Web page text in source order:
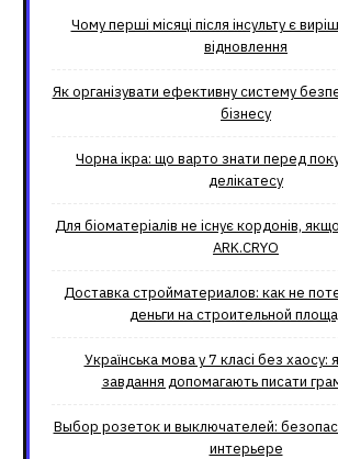
Чому перші місяці після інсульту є
відновлення
Як організувати ефективну систему
бізнесу
Чорна ікра: що варто знати перед
делікатесу
Для біоматеріалів не існує кордонів,
ARK.CRYO
Доставка стройматериалов: как не
деньги на строительной
Українська мова у 7 класі без хаосу:
завдання допомагають писати
Выбор розеток и выключателей:
интерьере